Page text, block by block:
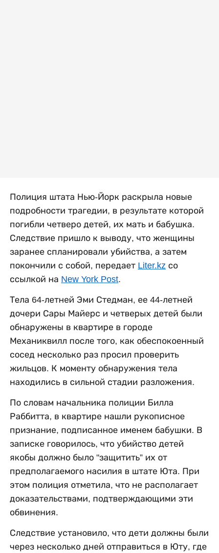
Полиция штата Нью-Йорк раскрыла новые
подробности трагедии, в результате которой
погибли четверо детей, их мать и бабушка.
Следствие пришло к выводу, что женщины
заранее спланировали убийства, а затем
покончили с собой, передает Liter.kz со
ссылкой на New York Post.
Тела 64-летней Эми Стедман, ее 44-летней
дочери Сары Майерс и четверых детей были
обнаружены в квартире в городе
Механиквилл после того, как обеспокоенный
сосед несколько раз просил проверить
жильцов. К моменту обнаружения тела
находились в сильной стадии разложения.
По словам начальника полиции Билла
Раббитта, в квартире нашли рукописное
признание, подписанное именем бабушки. В
записке говорилось, что убийство детей
якобы должно было "защитить” их от
предполагаемого насилия в штате Юта. При
этом полиция отметила, что не располагает
доказательствами, подтверждающими эти
обвинения.
Следствие установило, что дети должны были
через несколько дней отправиться в Юту, где